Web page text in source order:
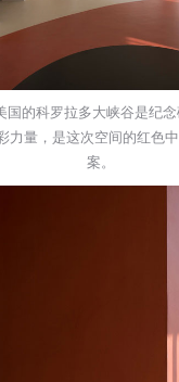
国的科罗拉多大峡谷是纪
力量，是这次空间的红色
案。